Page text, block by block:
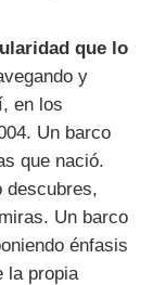
que lo
y
en los
Un barco
que nació.
descubres,
Un barco
énfasis
la propia